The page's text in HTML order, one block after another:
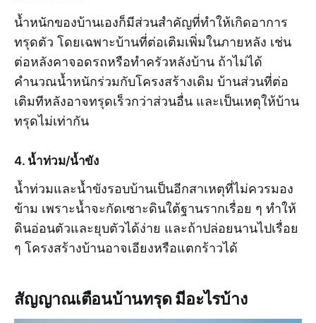
น้ำหนักของบ้านเองก็มีส่วนสำคัญที่ทำให้เกิดอาการ
ทรุดตัว โดยเฉพาะบ้านที่ต่อเติมเพิ่มในภายหลัง เช่น
ต่อหลังคาจอดรถหรือทำครัวหลังบ้าน ถ้าไม่ได้
คำนวณน้ำหนักร่วมกับโครงสร้างเดิม บ้านส่วนที่ต่อ
เติมทีหลังอาจทรุดเร็วกว่าส่วนอื่น และเป็นเหตุให้บ้าน
ทรุดไม่เท่ากัน
4. น้ำท่วม/น้ำขัง
น้ำท่วมและน้ำขังรอบบ้านเป็นอีกสาเหตุที่ไม่ควรมอง
ข้าม เพราะน้ำจะกัดเซาะดินใต้ฐานรากเรื่อย ๆ ทำให้
ดินอ่อนตัวและยุบตัวได้ง่าย และถ้าปล่อยนานไปเรื่อย
ๆ โครงสร้างบ้านอาจเอียงหรือแตกร้าวได้
สัญญาณเตือนบ้านทรุด มีอะไรบ้าง